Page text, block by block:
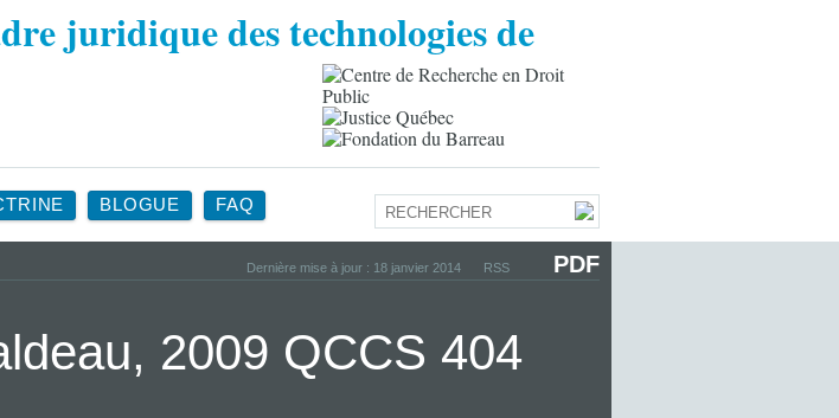
BLOGUE FAQ
Dernière mise à jour : 18 janvier 2014 RSS PDF
2009 QCCS 404